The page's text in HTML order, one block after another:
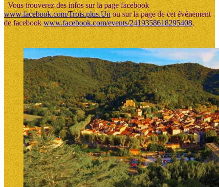
Vous trouverez des infos sur la page facebook
www.facebook.com/Trois.plus.Unou sur la page de cet événement
de facebookwww.facebook.com/events/2419358618295408.